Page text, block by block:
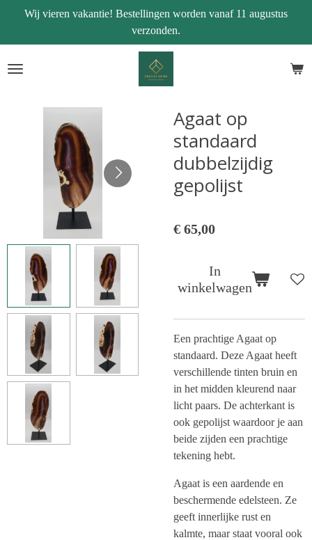
naar
de
Wij vieren vakantie! Bestellingen worden vanaf 11 augustus
verzonden.
Agaat op
standaard
dubbelzijdig
gepolijst
€ 65,00
In
winkelwagen
Een prachtige Agaat op
standaard. Deze Agaat heeft
verschillende tinten bruin en
in het midden kleurend naar
licht paars. De achterkant is
ook gepolijst waardoor je aan
beide zijden een prachtige
tekening hebt.
Agaat is een aardende en
beschermende edelsteen. Ze
geeft innerlijke rust en
kalmte, maar staat vooral ook